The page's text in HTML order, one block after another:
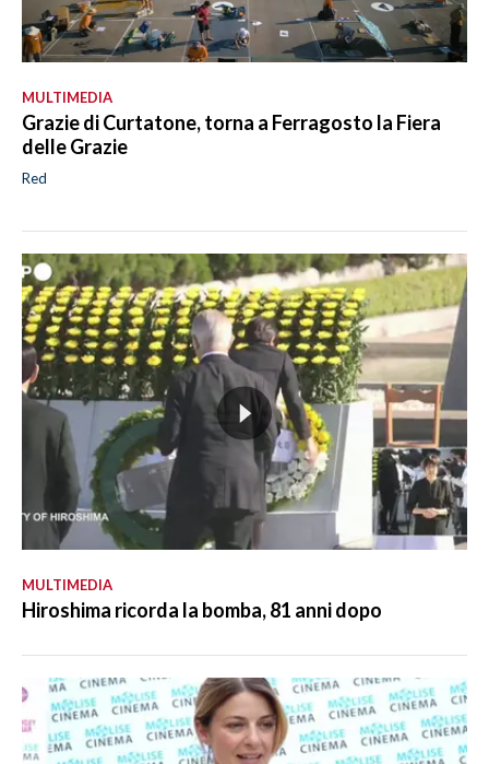
MULTIMEDIA
Grazie di Curtatone, torna a Ferragosto la Fiera
delle Grazie
Red
MULTIMEDIA
Hiroshima ricorda la bomba, 81 anni dopo